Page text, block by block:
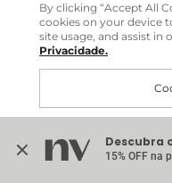
Blusa Adriana -
R$ 359,20
ou até6x R$ 59,86sem
em sua casa, não
Comprar
Internacional
Descubra
15% OFF na
By clicking “Accept All
cookies on your device
site usage, and assist in
Privacidade.